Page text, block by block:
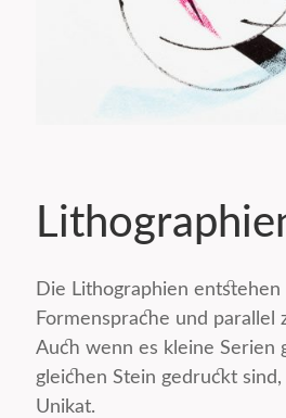
Die Lithographien
Formensprache und parallel
Auch wenn es kleine Serien
gleichen Stein gedruckt
Unikat.